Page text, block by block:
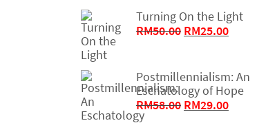
为：
RM90.00。
价
格
为：
Turning On the Light
RM50.00 原
RM50.00。
RM25.00当
格
为：
RM25.00。
Postmillennialism: An
Eschatology of Hope
RM58.00 原
RM29.00当